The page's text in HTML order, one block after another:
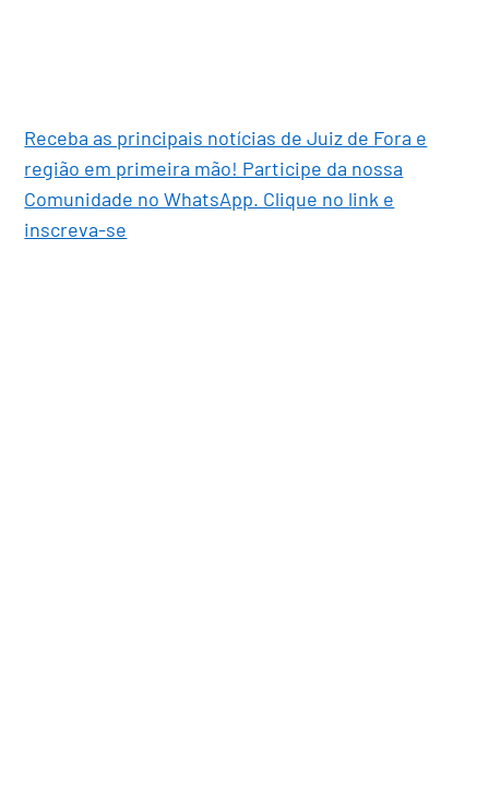
Receba as principais notícias de Juiz de Fora e
região em primeira mão! Participe da nossa
Comunidade no WhatsApp. Clique no link e
inscreva-se